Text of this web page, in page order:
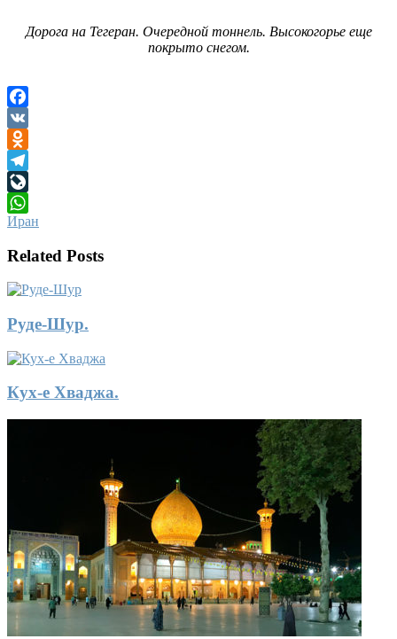
Дорога на Тегеран. Очередной тоннель. Высокогорье еще
покрыто снегом.
Facebook
VK
Odnoklassniki
Telegram
LiveJournal
WhatsApp
Иран
Related Posts
Руде-Шур.
Кух-е Хваджа.